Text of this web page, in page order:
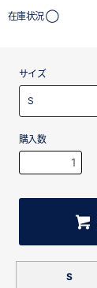
在庫状況 ◯
サイズ
購入数
S